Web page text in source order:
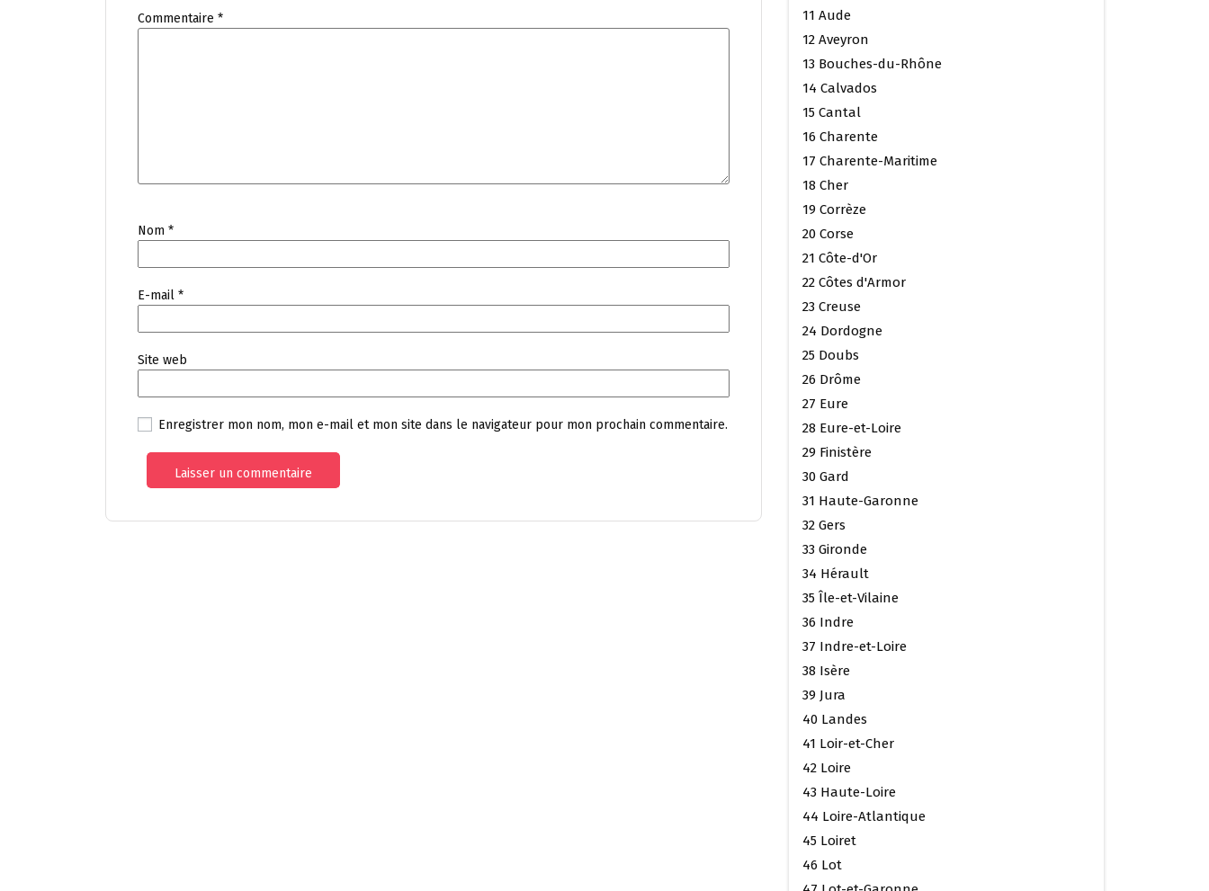
Commentaire *
Nom *
E-mail *
Site web
Enregistrer mon nom, mon e-mail et mon site dans le navigateur pour mon prochain commentaire.
11 Aude
12 Aveyron
13 Bouches-du-Rhône
14 Calvados
15 Cantal
16 Charente
17 Charente-Maritime
18 Cher
19 Corrèze
20 Corse
21 Côte-d'Or
22 Côtes d'Armor
23 Creuse
24 Dordogne
25 Doubs
26 Drôme
27 Eure
28 Eure-et-Loire
29 Finistère
30 Gard
31 Haute-Garonne
32 Gers
33 Gironde
34 Hérault
35 Île-et-Vilaine
36 Indre
37 Indre-et-Loire
38 Isère
39 Jura
40 Landes
41 Loir-et-Cher
42 Loire
43 Haute-Loire
44 Loire-Atlantique
45 Loiret
46 Lot